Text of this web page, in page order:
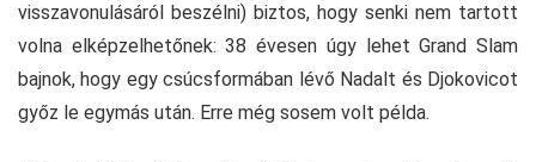
visszavonulásáról beszélni) biztos, hogy senki nem tartott
volna elképzelhetőnek: 38 évesen úgy lehet Grand Slam
bajnok, hogy egy csúcsformában lévő Nadalt és Djokovicot
győz le egymás után. Erre még sosem volt példa.